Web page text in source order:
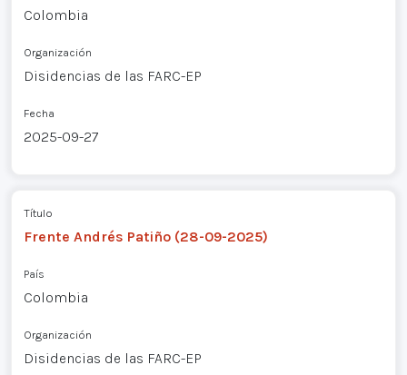
Colombia
Organización
Disidencias de las FARC-EP
Fecha
2025-09-27
Título
Frente Andrés Patiño (28-09-2025)
País
Colombia
Organización
Disidencias de las FARC-EP